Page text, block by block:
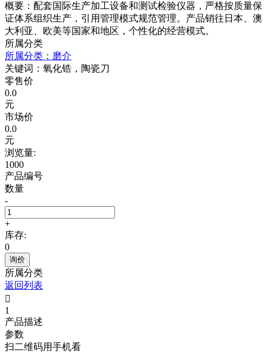
概要：配套国际生产加工设备和测试检验仪器，严格按质量保
证体系组织生产，引用管理模式规范管理。产品销往日本、澳
大利亚、欧美等国家和地区，个性化的经营模式。
所属分类
所属分类：磨介
关键词：氧化锆，陶瓷刀
零售价
0.0
元
市场价
0.0
元
浏览量:
1000
产品编号
数量
-
+
库存:
0
询价
所属分类
返回列表

1
产品描述
参数
扫二维码用手机看